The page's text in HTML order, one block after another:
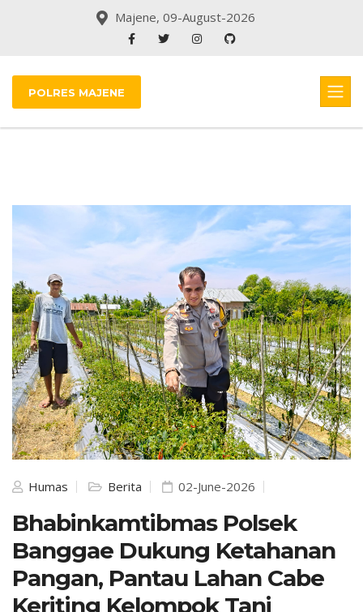
Majene, 09-August-2026
POLRES MAJENE
Humas Berita 02-June-2026
Bhabinkamtibmas Polsek
Banggae Dukung Ketahanan
Pangan, Pantau Lahan Cabe
Keriting Kelompok Tani